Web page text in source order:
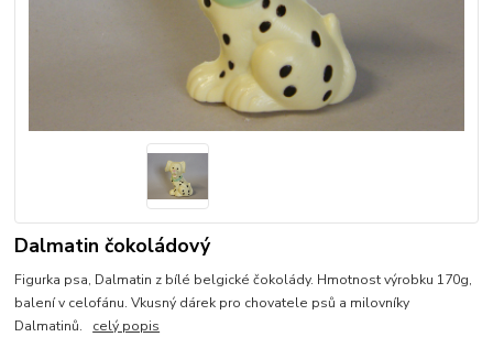
Dalmatin čokoládový
Figurka psa, Dalmatin z bílé belgické čokolády. Hmotnost výrobku 170g,
balení v celofánu. Vkusný dárek pro chovatele psů a milovníky
Dalmatinů. celý popis